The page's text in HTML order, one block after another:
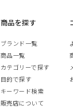
商品を探す
ブランド一覧
商品一覧
カテゴリーで探す
目的で探す
キーワード検索
販売店について